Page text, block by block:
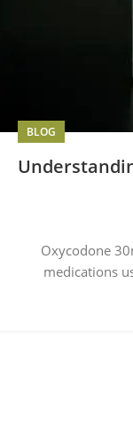
BLOG
Oxycodone
medications